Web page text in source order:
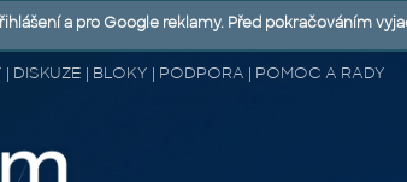
DISKUZE | BLOKY | PODPORA | POMOC A RADY
a pro Google reklamy. Před pokračováním